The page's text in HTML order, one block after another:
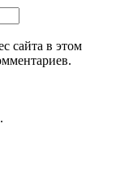
сайта в этом